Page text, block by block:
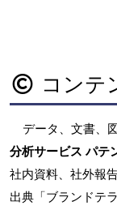
コンテ
データ、文書、
分析サービス パテ
社内資料、社外報
出典「ブランドテ